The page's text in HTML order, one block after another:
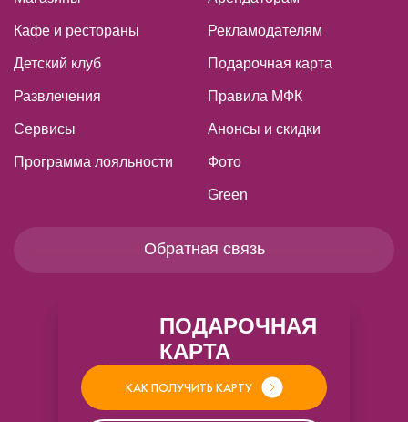
Кафе и рестораны
Детский клуб
Развлечения
Сервисы
Программа лояльности
Рекламодателям
Подарочная карта
Правила МФК
Анонсы и скидки
Фото
Green
Обратная связь
ПОДАРОЧНАЯ
КАРТА
КАК ПОЛУЧИТЬ КАРТУ